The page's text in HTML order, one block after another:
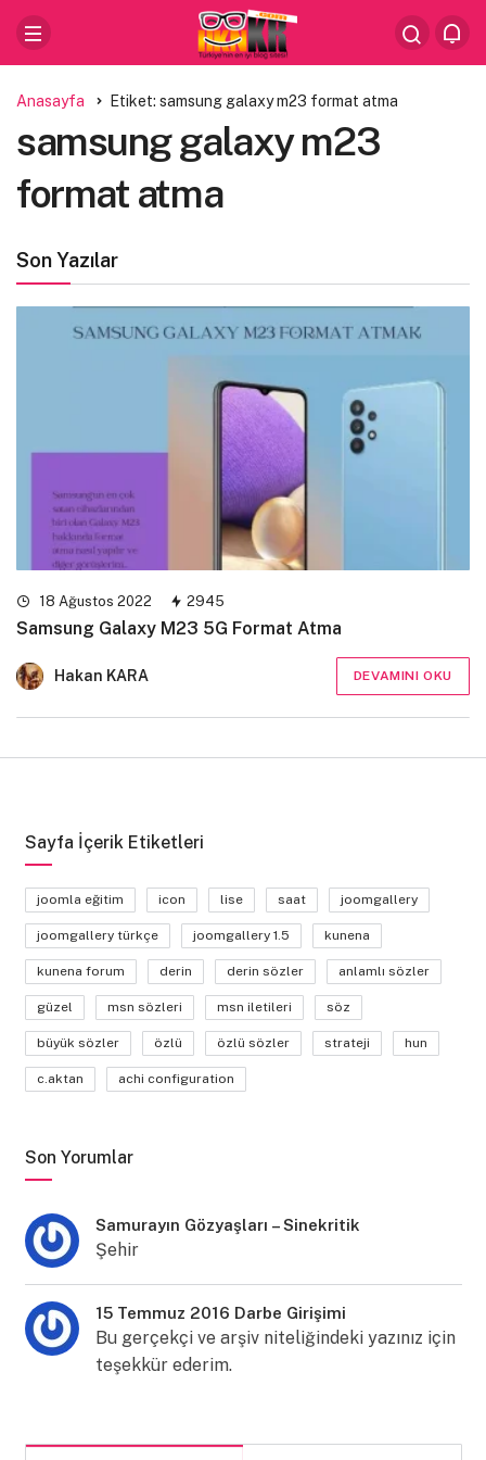
Anasayfa Etiket: samsung galaxy m23 format atma
samsung galaxy m23
format atma
Son Yazılar
18 Ağustos 2022 2945
Samsung Galaxy M23 5G Format Atma
Hakan KARA DEVAMINI OKU
Sayfa İçerik Etiketleri
joomla eğitim icon lise saat joomgallery
joomgallery türkçe joomgallery 1.5 kunena
kunena forum derin derin sözler anlamlı sözler
güzel msn sözleri msn iletileri söz
büyük sözler özlü özlü sözler strateji hun
c.aktan achi configuration
Son Yorumlar
Samurayın Gözyaşları – Sinekritik
Şehir
15 Temmuz 2016 Darbe Girişimi
Bu gerçekçi ve arşiv niteliğindeki yazınız için
teşekkür ederim.